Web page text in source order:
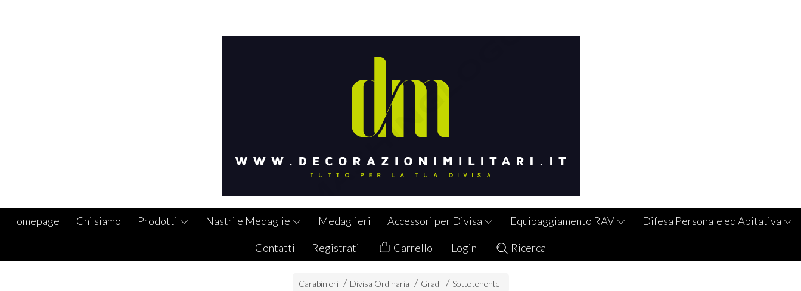
Homepage Chi siamo Prodotti Nastri e Medaglie Medaglieri Accessori per Divisa Equipaggiamento RAV Difesa Personale ed Abitativa
Contatti Registrati Carrello Login Ricerca
Carabinieri Divisa Ordinaria Gradi Sottotenente